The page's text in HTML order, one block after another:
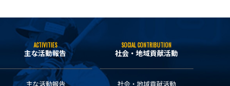
ACTIVITIES
主な活動報告
主な活動報告
SOCIAL CONTRIBUTION
社会・地域貢献活動
社会・地域貢献活動